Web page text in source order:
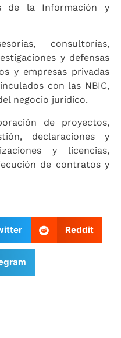
de la Información y
consultorías,
y defensas
y empresas privadas
con las NBIC,
negocio jurídico.
de proyectos,
declaraciones y
y licencias,
de contratos y
Reddit